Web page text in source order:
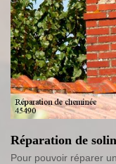
Réparation de
Pour pouvoir réparer